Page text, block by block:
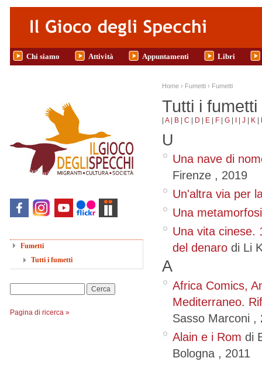
Salta al contenuto principale
Chi siamo Attività Appuntamenti Libri
Fumetti
Tutti i fumetti
Pagina di ricerca »
Tu sei qui
Home › Fumetti › Fumetti
Tutti i fumetti
| A | B | C | D | E | F | G | I | J | K |
U
Una nave di
Firenze , 2019
Un'altra via per
Una
Una vita cinese.
del denaro di Li
A
Africa Comics,
Mediterraneo.
Sasso Marconi ,
Alain e i Rom di
Bologna , 2011